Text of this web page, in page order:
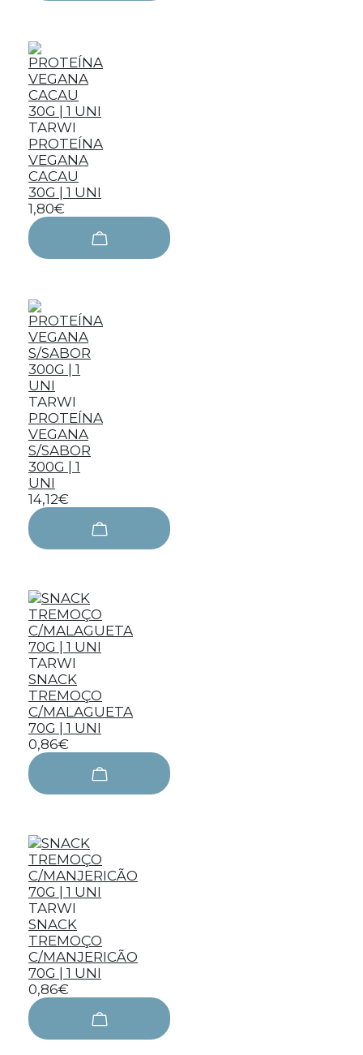
TARWI
PROTEÍNA
VEGANA
CACAU
30G | 1 UNI
1,80€
TARWI
PROTEÍNA
VEGANA
S/SABOR
300G | 1
UNI
14,12€
TARWI
SNACK
TREMOÇO
C/MALAGUETA
70G | 1 UNI
0,86€
TARWI
SNACK
TREMOÇO
C/MANJERICÃO
70G | 1 UNI
0,86€